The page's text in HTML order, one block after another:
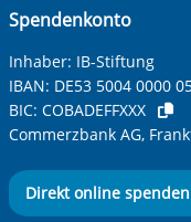
Spendenkonto
Inhaber: IB-Stiftung
IBAN: DE53 5004 0000
BIC: COBADEFFXXX
Commerzbank AG,
Direkt online